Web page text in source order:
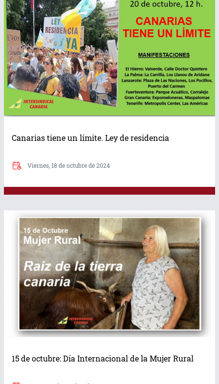
Canarias tiene un límite. Ley de residencia
Viernes, 18 de octubre de 2024
15 de octubre: Día Internacional de la Mujer Rural